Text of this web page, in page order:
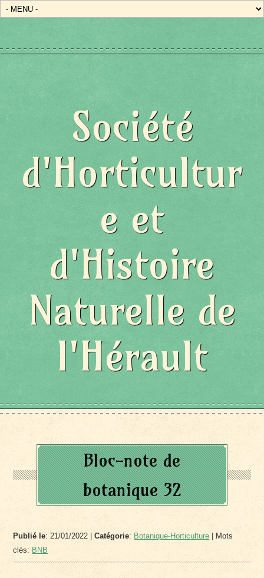
Société
d'Horticultur
e et
d'Histoire
Naturelle de
l'Hérault
Bloc-note de
botanique 32
Publié le: 21/01/2022 |Catégorie: Botanique-Horticulture | Mots
clés: BNB